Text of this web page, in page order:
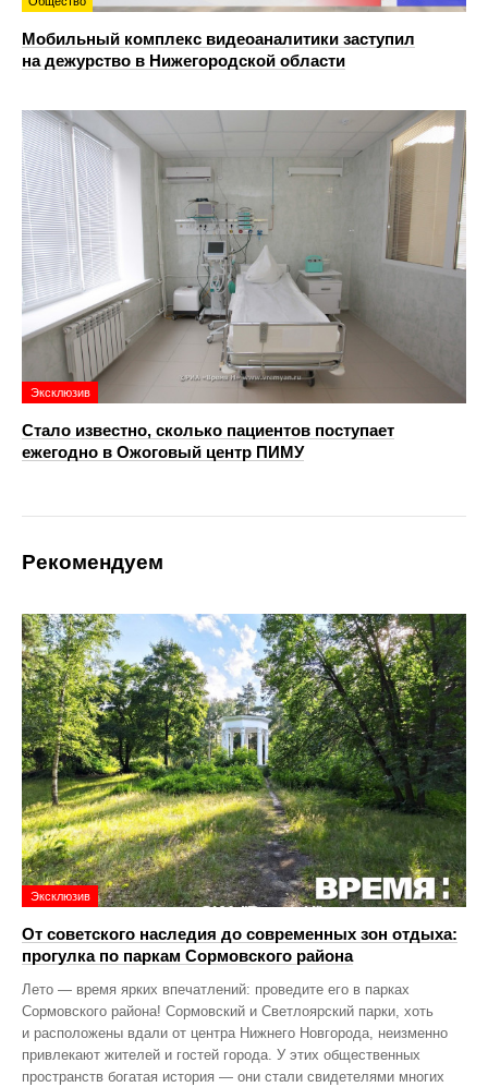
Мобильный комплекс видеоаналитики заступил
на дежурство в Нижегородской области
Эксклюзив
Стало известно, сколько пациентов поступает
ежегодно в Ожоговый центр ПИМУ
Рекомендуем
Эксклюзив
От советского наследия до современных зон отдыха:
прогулка по паркам Сормовского района
Лето — время ярких впечатлений: проведите его в парках
Сормовского района! Сормовский и Светлоярский парки, хоть
и расположены вдали от центра Нижнего Новгорода, неизменно
привлекают жителей и гостей города. У этих общественных
пространств богатая история — они стали свидетелями многих